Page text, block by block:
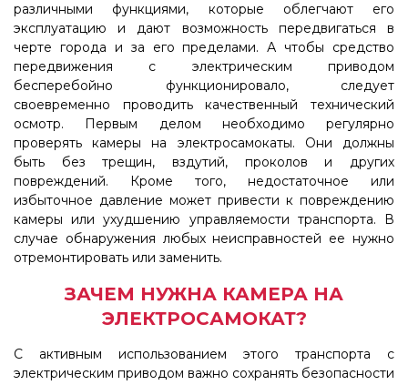
различными функциями, которые облегчают его
эксплуатацию и дают возможность передвигаться в
черте города и за его пределами. А чтобы средство
передвижения с электрическим приводом
бесперебойно функционировало, следует
своевременно проводить качественный технический
осмотр. Первым делом необходимо регулярно
проверять камеры на электросамокаты. Они должны
быть без трещин, вздутий, проколов и других
повреждений. Кроме того, недостаточное или
избыточное давление может привести к повреждению
камеры или ухудшению управляемости транспорта. В
случае обнаружения любых неисправностей ее нужно
отремонтировать или заменить.
ЗАЧЕМ НУЖНА КАМЕРА НА
ЭЛЕКТРОСАМОКАТ?
С активным использованием этого транспорта с
электрическим приводом важно сохранять безопасности